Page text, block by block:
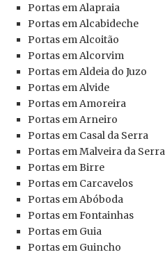
Portas em Alapraia
Portas em Alcabideche
Portas em Alcoitão
Portas em Alcorvim
Portas em Aldeia do Juzo
Portas em Alvide
Portas em Amoreira
Portas em Arneiro
Portas em Casal da Serra
Portas em Malveira da Serra
Portas em Birre
Portas em Carcavelos
Portas em Abóboda
Portas em Fontainhas
Portas em Guia
Portas em Guincho